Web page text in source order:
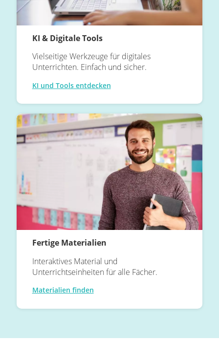
KI & Digitale Tools
Vielseitige Werkzeuge für digitales
Unterrichten. Einfach und sicher.
KI und Tools entdecken
Fertige Materialien
Interaktives Material und
Unterrichtseinheiten für alle Fächer.
Materialien finden